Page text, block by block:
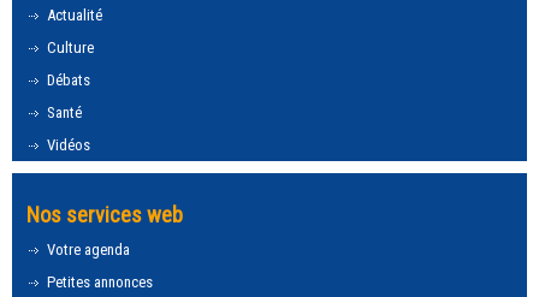
Actualité
Culture
Débats
Santé
Vidéos
Nos services web
Votre agenda
Petites annonces